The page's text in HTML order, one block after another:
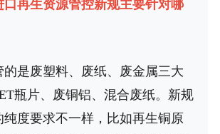
口再生资源管控新规主要针对哪
的是废塑料、废纸、废金属三大
瓶片、废铜铝、混合废纸。新规
纯度要求不一样，比如再生铜原